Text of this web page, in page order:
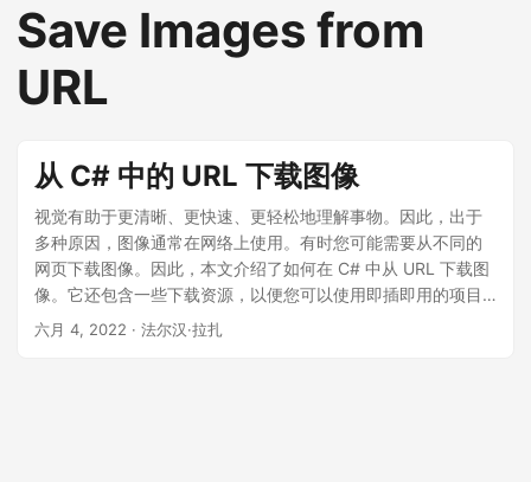
Save Images from
URL
从 C# 中的 URL 下载图像
视觉有助于更清晰、更快速、更轻松地理解事物。因此，出于
多种原因，图像通常在网络上使用。有时您可能需要从不同的
网页下载图像。因此，本文介绍了如何在 C# 中从 URL 下载图
像。它还包含一些下载资源，以便您可以使用即插即用的项目
简单地测试图像下载。
六月 4, 2022 · 法尔汉·拉扎